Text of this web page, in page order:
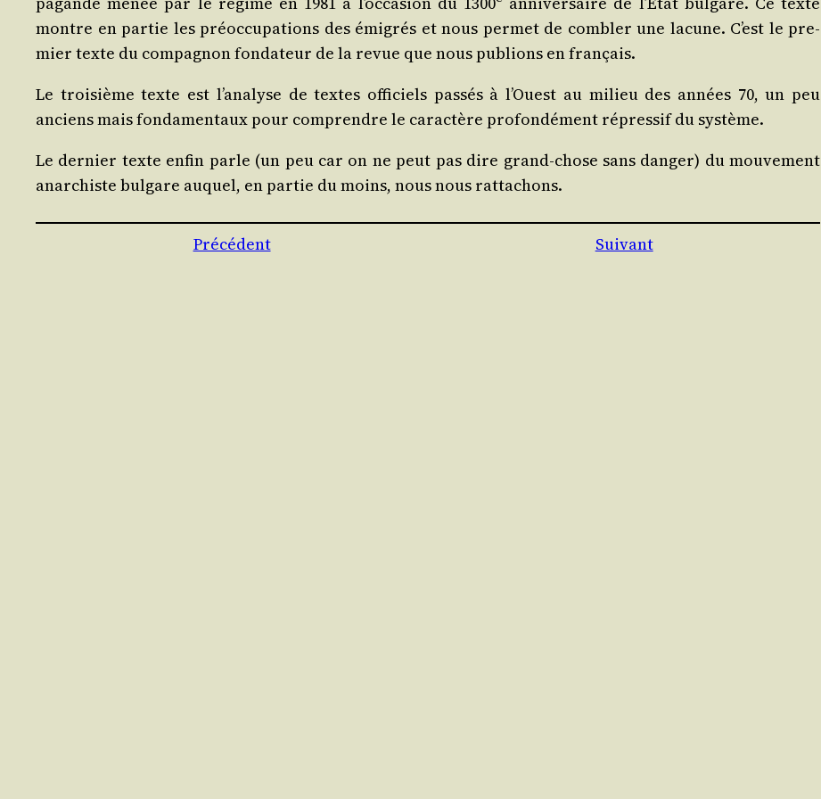
montre en par­tie les pré­oc­cu­pa­tions des émi­grés et nous per­met de com­bler une lacune. C’est le pre­
mier texte du com­pa­gnon fon­da­teur de la revue que nous publions en français.
Le troi­sième texte est l’a­na­lyse de textes offi­ciels pas­sés à l’Ouest au milieu des années 70, un peu
anciens mais fon­da­men­taux pour com­prendre le carac­tère pro­fon­dé­ment répres­sif du système.
Le der­nier texte enfin parle (un peu car on ne peut pas dire grand-chose sans dan­ger) du mou­ve­ment
anar­chiste bul­gare auquel, en par­tie du moins, nous nous rattachons.
Précédent Suivant